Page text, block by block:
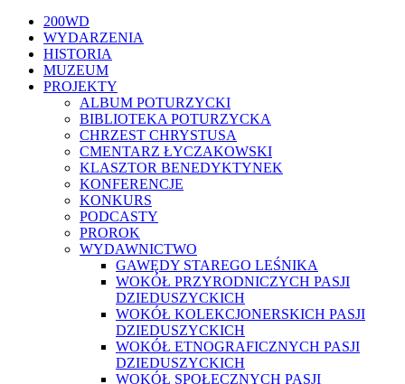
Close
Menu
200WD
WYDARZENIA
HISTORIA
MUZEUM
PROJEKTY
ALBUM POTURZYCKI
BIBLIOTEKA POTURZYCKA
CHRZEST CHRYSTUSA
CMENTARZ ŁYCZAKOWSKI
KLASZTOR BENEDYKTYNEK
KONFERENCJE
KONKURS
PODCASTY
PROROK
WYDAWNICTWO
GAWĘDY STAREGO LEŚNIKA
WOKÓŁ PRZYRODNICZYCH PASJI
DZIEDUSZYCKICH
WOKÓŁ KOLEKCJONERSKICH PASJI
DZIEDUSZYCKICH
WOKÓŁ ETNOGRAFICZNYCH PASJI
DZIEDUSZYCKICH
WOKÓŁ SPOŁECZNYCH PASJI